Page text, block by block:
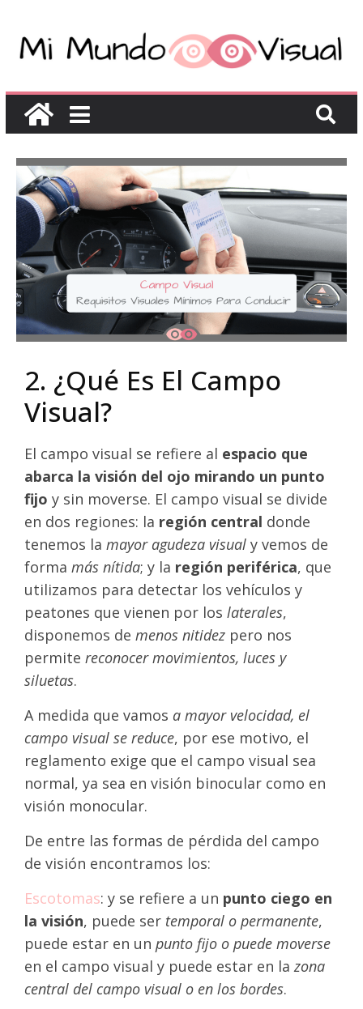
2. ¿Qué Es El Campo
Visual?
El campo visual se refiere al espacio que
abarca la visión del ojo mirando un punto
fijo y sin moverse. El campo visual se divide
en dos regiones: la región central donde
tenemos la mayor agudeza visualy vemos de
forma más nítida; y la región periférica, que
utilizamos para detectar los vehículos y
peatones que vienen por los laterales,
disponemos de menos nitidezpero nos
permite reconocer movimientos, luces y
siluetas.
A medida que vamos a mayor velocidad, el
campo visual se reduce, por ese motivo, el
reglamento exige que el campo visual sea
normal, ya sea en visión binocular como en
visión monocular.
De entre las formas de pérdida del campo
de visión encontramos los:
Escotomas: y se refiere a un punto ciego en
la visión, puede sertemporal o permanente,
puede estar en un punto fijo o puede moverse
en el campo visual y puede estar en la zona
central del campo visual o en los bordes.